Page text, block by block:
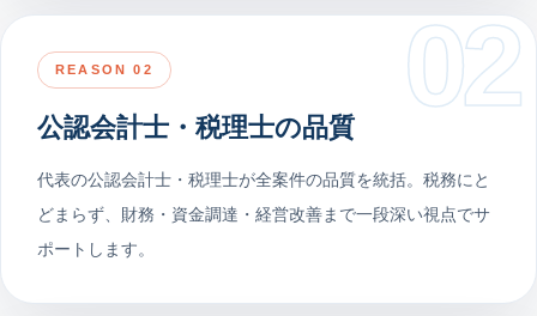
02
REASON 02
公認会計士・税理士の品質
代表の公認会計士・税理士が全案件の品質を統括。税務にと
どまらず、財務・資金調達・経営改善まで一段深い視点でサ
ポートします。